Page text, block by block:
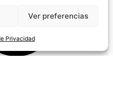
Ver preferencias
Privacidad